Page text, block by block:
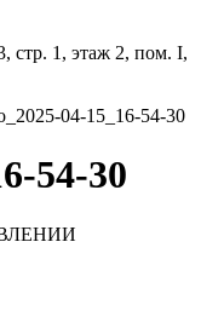
стр. 1, этаж 2, пом. I,
04-15_16-54-30
54-30